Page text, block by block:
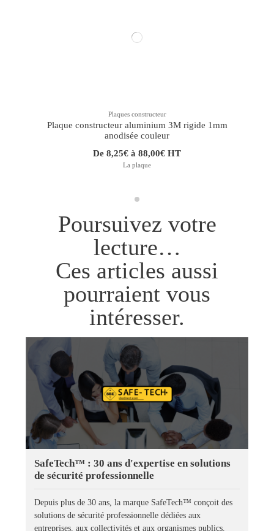
Plaques constructeur
Plaque constructeur aluminium 3M rigide 1mm
anodisée couleur
De 8,25€ à 88,00€ HT
La plaque
Poursuivez votre
lecture…
Ces articles aussi
pourraient vous
intéresser.
SafeTech™ : 30 ans d'expertise en solutions
de sécurité professionnelle
Depuis plus de 30 ans, la marque SafeTech™ conçoit des
solutions de sécurité professionnelle dédiées aux
entreprises, aux collectivités et aux organismes publics.